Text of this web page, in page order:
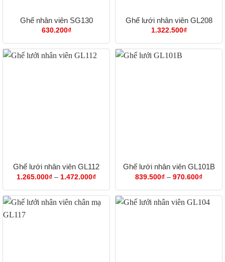
Ghế nhân viên SG130
630.200₫
Ghế lưới nhân viên GL208
1.322.500₫
Ghế lưới nhân viên GL112
1.265.000₫ – 1.472.000₫Khoảng
từ
1.265.000₫
đến
Ghế lưới nhân viên GL101B
839.500₫ – 970.600₫
từ
đến